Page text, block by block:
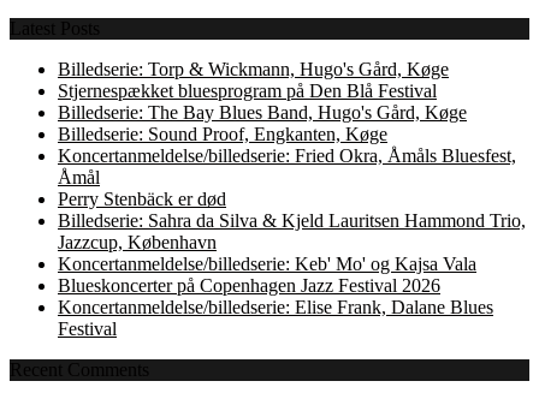
Latest Posts
Billedserie: Torp & Wickmann, Hugo's Gård, Køge
Stjernespækket bluesprogram på Den Blå Festival
Billedserie: The Bay Blues Band, Hugo's Gård, Køge
Billedserie: Sound Proof, Engkanten, Køge
Koncertanmeldelse/billedserie: Fried Okra, Åmåls Bluesfest,
Åmål
Perry Stenbäck er død
Billedserie: Sahra da Silva & Kjeld Lauritsen Hammond Trio,
Jazzcup, København
Koncertanmeldelse/billedserie: Keb' Mo' og Kajsa Vala
Blueskoncerter på Copenhagen Jazz Festival 2026
Koncertanmeldelse/billedserie: Elise Frank, Dalane Blues
Festival
Recent Comments